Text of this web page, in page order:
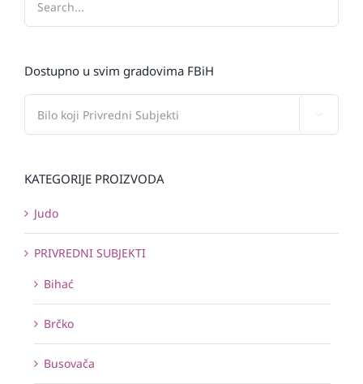
Dostupno u svim gradovima FBiH
KATEGORIJE PROIZVODA
Judo
PRIVREDNI SUBJEKTI
Bihać
Brčko
Busovača